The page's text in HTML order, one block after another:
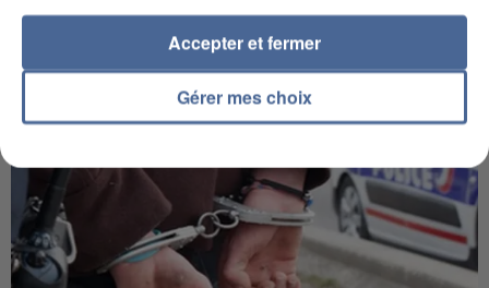
DE FAUNE SAUVAGE SONT...
Gérer mes choix
Accepter et fermer